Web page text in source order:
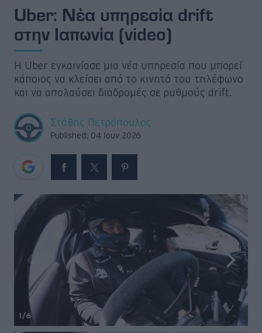
Uber: Νέα υπηρεσία drift
στην Ιαπωνία (video)
H Uber εγκαινίασε μια νέα υπηρεσία που μπορεί
κάποιος να κλείσει από το κινητό του τηλέφωνο
και να απολαύσει διαδρομές σε ρυθμούς drift.
Στάθης Πετρόπουλος
Published: 04 Ιουν 2026
1/6
Άποψη
Viral
Big Reads
Moto
Gaming